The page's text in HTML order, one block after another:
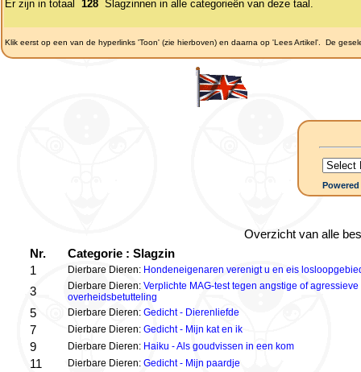
Er zijn in totaal 128 Slagzinnen in alle categorieën van deze taal.
Klik eerst op een van de hyperlinks 'Toon' (zie hierboven) en daarna op 'Lees Artikel'. De
Overzicht van alle
Nr.
Categorie : Slagzin
1
Dierbare Dieren: Hondeneigenaren verenigt u en eis
3 Dierbare Dieren: Verplichte MAG-test tegen angstige of
overheidsbetutteling
5 Dierbare Dieren: Gedicht - Dierenliefde
7 Dierbare Dieren: Gedicht - Mijn kat en ik
9 Dierbare Dieren: Haiku - Als goudvissen in een kom
11 Dierbare Dieren: Gedicht - Mijn paardje